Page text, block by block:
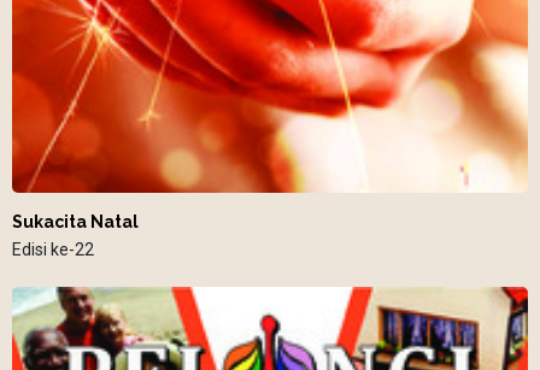
Sukacita Natal
Edisi ke-22